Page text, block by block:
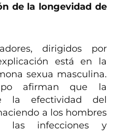
de la longevidad de
dirigidos por
está en la
sexua masculina.
afirman que la
la efectividad del
a los hombres
las infecciones y